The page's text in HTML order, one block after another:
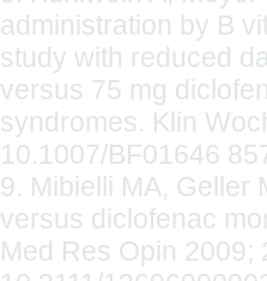
administration by B
study with reduced
versus 75 mg
syndromes. Klin
10.1007/BF01646
9. Mibielli MA, Geller
versus diclofenac
Med Res Opin 2009;